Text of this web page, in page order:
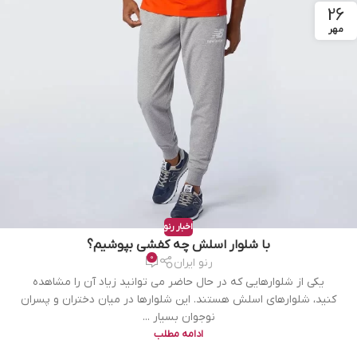
26
مهر
اخبار رنو
با شلوار اسلش چه کفشی بپوشیم؟
رنو ایران 0
یکی از شلوارهایی که در حال حاضر می توانید زیاد آن را مشاهده
کنید، شلوارهای اسلش هستند. این شلوارها در میان دختران و پسران
نوجوان بسیار ...
ادامه مطلب